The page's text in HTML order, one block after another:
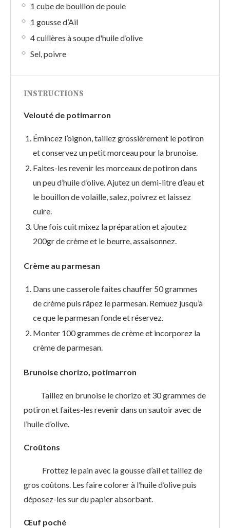
1 cube de bouillon de poule
1 gousse d’Ail
4 cuillères à soupe d'huile d’olive
Sel, poivre
INSTRUCTIONS
Velouté de potimarron
Émincez l’oignon, taillez grossièrement le potiron
et conservez un petit morceau pour la brunoise.
Faites-les revenir les morceaux de potiron dans
un peu d’huile d’olive. Ajutez un demi-litre d’eau et
le bouillon de volaille, salez, poivrez et laissez
cuire.
Une fois cuit mixez la préparation et ajoutez
200gr de crème et le beurre, assaisonnez.
Crème au parmesan
Dans une casserole faites chauffer 50 grammes
de crème puis râpez le parmesan. Remuez jusqu’à
ce que le parmesan fonde et réservez.
Monter 100 grammes de crème et incorporez la
crème de parmesan.
Brunoise chorizo, potimarron
Taillez en brunoise le chorizo et 30 grammes de
potiron et faites-les revenir dans un sautoir avec de
l’huile d’olive.
Croûtons
Frottez le pain avec la gousse d’ail et taillez de
gros coûtons. Les faire colorer à l’huile d’olive puis
déposez-les sur du papier absorbant.
Œuf poché